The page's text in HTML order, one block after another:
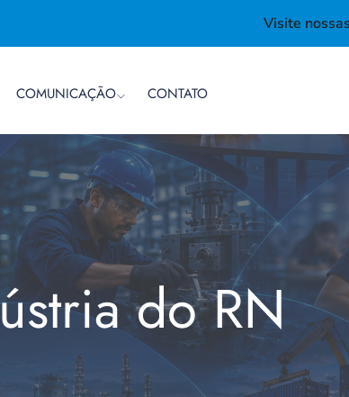
Visite
COMUNICAÇÃO CONTATO
do RN